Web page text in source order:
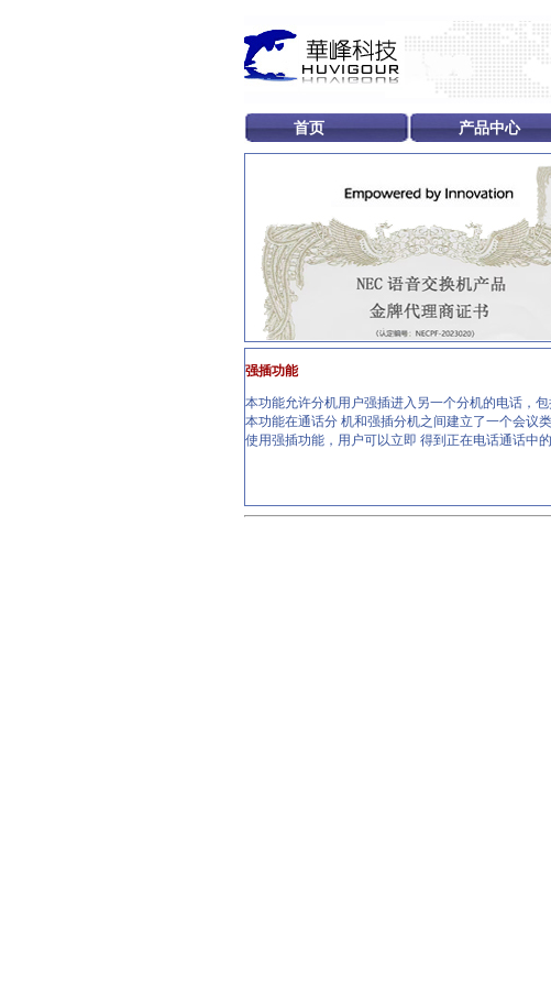
首页 产品中心
强插功能
本功能允许分机用户强插进入另一个分机的电话，包
本功能在通话分 机和强插分机之间建立了一个会议类
使用强插功能，用户可以立即 得到正在电话通话中的